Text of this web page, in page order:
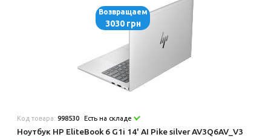
Возвращаем
3030 грн
Код товара:998530 Есть на складе
Ноутбук HP EliteBook 6 G1i 14' AI Pike silver AV3Q6AV_V3